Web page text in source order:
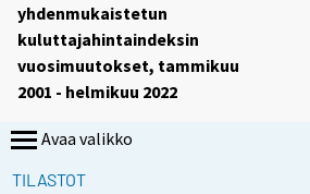
yhdenmukaistetun
kuluttajahintaindeksin
vuosimuutokset, tammikuu
2001 - helmikuu 2022
Avaa valikko
TILASTOT